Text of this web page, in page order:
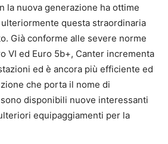
la nuova generazione ha ottime
questa straordinaria
Già conforme alle severe norme
VI ed Euro 5b+, Canter incrementa
ed è ancora più efficiente ed
che porta il nome di
disponibili nuove interessanti
equipaggiamenti per la